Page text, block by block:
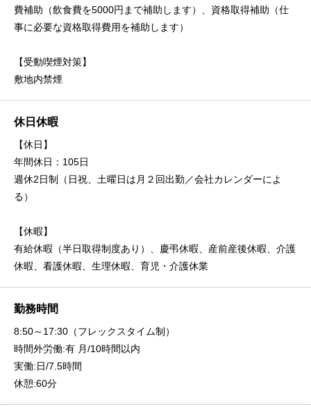
費補助（飲食費を5000円まで補助します）、資格取得補助（仕
事に必要な資格取得費用を補助します）
【受動喫煙対策】
敷地内禁煙
休日休暇
【休日】
年間休日：105日
週休2日制（日祝、土曜日は月２回出勤／会社カレンダーによ
る）
【休暇】
有給休暇（半日取得制度あり）、慶弔休暇、産前産後休暇、介護
休暇、看護休暇、生理休暇、育児・介護休業
勤務時間
8:50～17:30（フレックスタイム制）
時間外労働:有 月/10時間以内
実働:日/7.5時間
休憩:60分